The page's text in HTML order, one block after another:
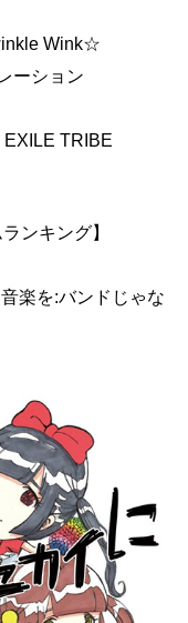
Wink☆
ーション
TRIBE
ンキング】
楽を:バンドじゃな